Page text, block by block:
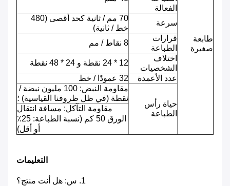
طابعة
صغيرة
الفعالة
سرعة
70 مم / ثانية كحد أقصى (480
خط / ثانية)
قرارات
الطباعة
8 نقاط / مم
اختلاف
الشخصيات
12 * 24 نقطة و 24 * 48 نقطة
عدد الأعمدة
32 عمودًا / خط
حياة رأس
الطباعة
مقاومة النبض: 100 مليون نبضة /
نقطة (في ظل ظروفنا القياسية) ؛
مقاومة التآكل: مسافة انتقال
الورق 50 كم (نسبة الطباعة: 25٪
أو أقل)
التعليمات
1. س: هل أنت منتج؟